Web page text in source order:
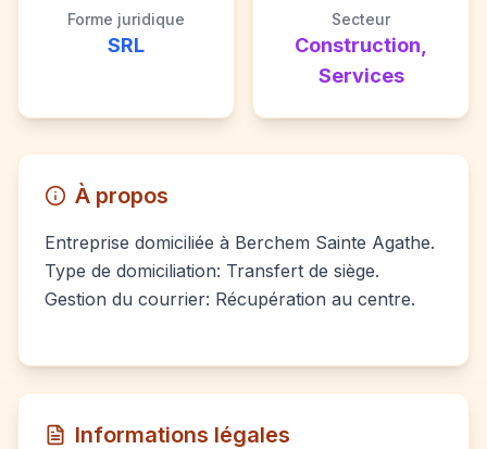
Forme juridique
SRL
Secteur
Construction,
Services
À propos
Entreprise domiciliée à Berchem Sainte Agathe.
Type de domiciliation: Transfert de siège.
Gestion du courrier: Récupération au centre.
Informations légales